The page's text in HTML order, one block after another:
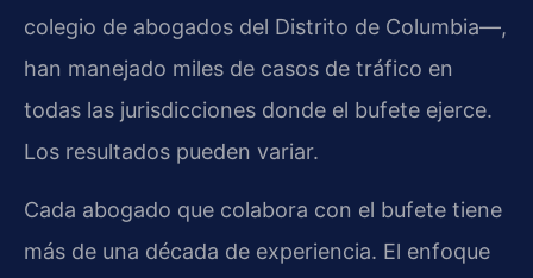
colegio de abogados del Distrito de Columbia—,
han manejado miles de casos de tráfico en
todas las jurisdicciones donde el bufete ejerce.
Los resultados pueden variar.
Cada abogado que colabora con el bufete tiene
más de una década de experiencia. El enfoque